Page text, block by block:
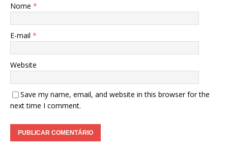
Nome *
E-mail *
Website
Save my name, email, and website in this browser for the
next time I comment.